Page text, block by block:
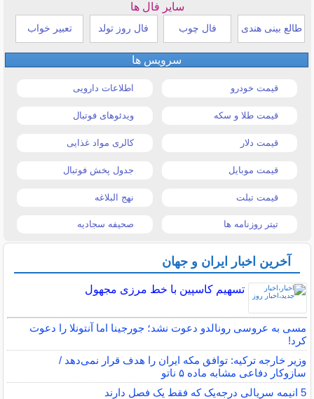
سایر فال ها
طالع بینی هندی فال چوب فال روز تولد تعبیر خواب
سرویس ها
قیمت خودرو اطلاعات دارویی
قیمت طلا و سکه ویدئوهای فوتبال
قیمت دلار کالری مواد غذایی
قیمت موبایل جدول پخش فوتبال
قیمت تبلت نهج البلاغه
تیتر روزنامه ها صحیفه سجادیه
آخرین اخبار ایران و جهان
تسهیم کاسپین با خط مرزی مجهول
مسی به عروسی رونالدو دعوت نشد؛ جورجینا اما آنتونلا را دعوت
کرد!
وزیر خارجه ترکیه: توافق مکه ایران را هدف قرار نمی‌دهد /
سازوکار دفاعی مشابه ماده ۵ ناتو
5 انیمه سریالی درجه‌یک که فقط یک فصل دارند